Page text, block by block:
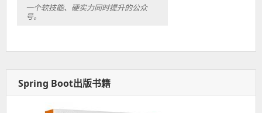
一个软技能、硬实力同时提升的公众
号。
Spring Boot出版书籍